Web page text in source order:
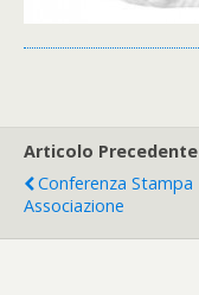
Articolo Precedente
Conferenza Stampa
Associazione